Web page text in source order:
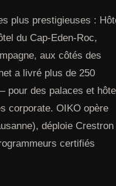
plus prestigieuses :
du Cap-Eden-Roc,
aux côtés des
a livré plus de 250
pour des palaces et
corporate. OIKO opère
déploie Crestron
certifiés